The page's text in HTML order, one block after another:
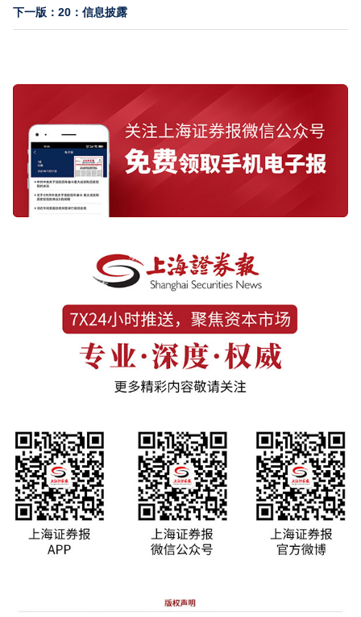
下一版：20：信息披露